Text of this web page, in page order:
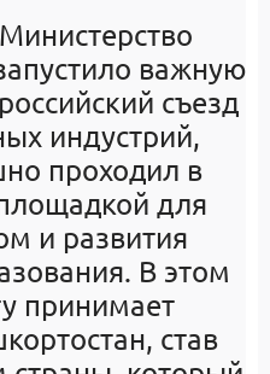
важную
съезд
индустрий,
проходил в
для
и развития
В этом
принимает
став